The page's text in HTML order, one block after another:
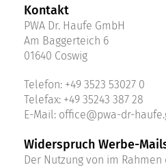
Kontakt
PWA Dr. Haufe GmbH
Am Baggerteich 6
01640 Coswig
Telefon: +49 3523 53027 0
Telefax: +49 35243 387 28
E-Mail: office@pwa-dr-
Widerspruch Werbe-
Der Nutzung von im